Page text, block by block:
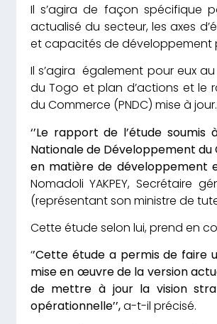
Il s’agira de façon spécifique
actualisé du secteur, les axes
et capacités de développement
Il s’agira également pour eux
du Togo et plan d’actions et le
du Commerce (PNDC) mise à jour.
‘’Le rapport de l’étude
Nationale de Développement du
en matière de développement
Nomadoli YAKPEY, Secrétaire
(représentant son ministre de
Cette étude selon lui, prend en
‘’Cette étude a permis de faire
mise en œuvre de la version
de mettre à jour la vision
opérationnelle’’,a-t-il précisé.